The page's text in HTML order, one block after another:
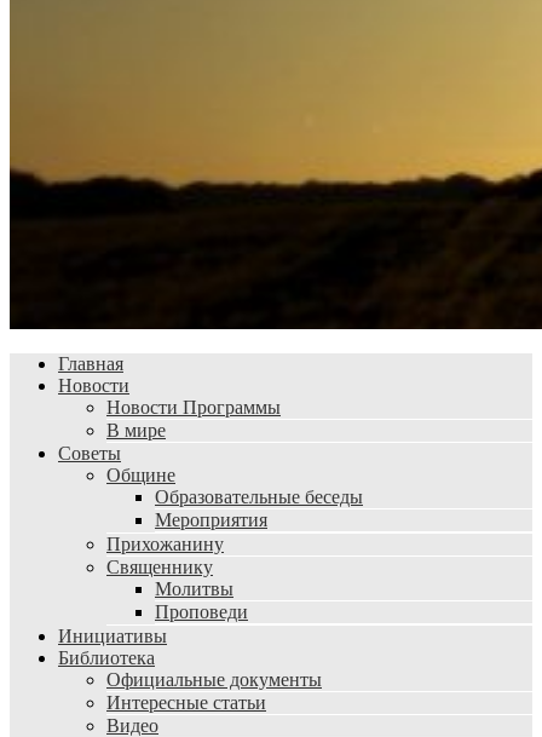
Главная
Новости
Новости Программы
В мире
Советы
Общине
Образовательные беседы
Мероприятия
Прихожанину
Священнику
Молитвы
Проповеди
Инициативы
Библиотека
Официальные документы
Интересные статьи
Видео